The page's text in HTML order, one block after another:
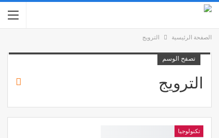
الصفحة الرئيسية الترويج
تصفح الوسم
الترويج
تكنولوجيا